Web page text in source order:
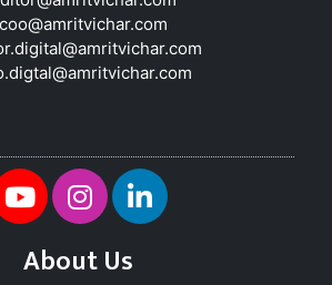
coo@amritvichar.com
About Us